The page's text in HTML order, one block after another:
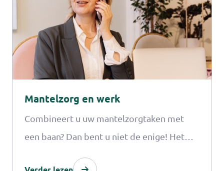
Mantelzorg en werk
Combineert u uw mantelzorgtaken met
een baan? Dan bent u niet de enige! Het